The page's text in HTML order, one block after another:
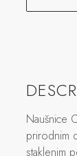
Naušnice
prirodnim
staklenim